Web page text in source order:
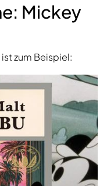
Mickey
zum Beispiel: